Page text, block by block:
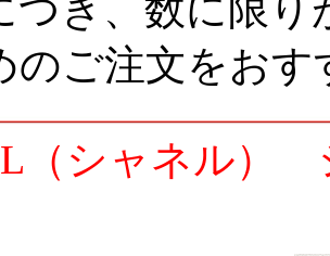
つき、数に限
のご注文をお
（シャネル）